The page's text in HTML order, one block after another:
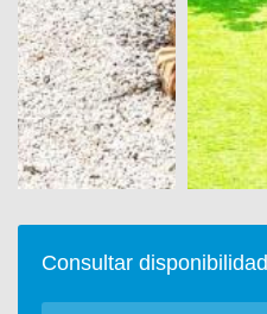
Consultar disponibilidad